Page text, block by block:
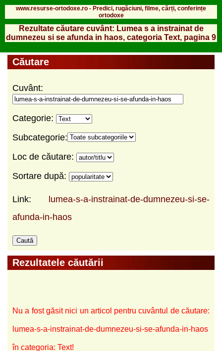
www.resurse-ortodoxe.ro - Predici, rugăciuni, filme, cărți, conferințe
ortodoxe
Rezultate căutare cuvânt: Lumea s a instrainat de
dumnezeu si se afunda in haos, categoria Text, pagina 9
Căutare
Cuvânt:
Categorie:
Subcategorie:
Loc de căutare:
Sortare după:
Link:
lumea-s-a-instrainat-de-dumnezeu-si-se-
afunda-in-haos
Rezultatele căutării
Nu a fost găsit nici un articol pentru cuvântul de căutare:
lumea-s-a-instrainat-de-dumnezeu-si-se-afunda-in-haos
în categoria: Text!